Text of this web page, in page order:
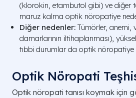
(klorokin, etambutol gibi) ve diğer
maruz kalma optik nöropatiye
Diğer nedenler: Tümörler, anemi,
damarlarının iltihaplanması),
tıbbi durumlar da optik nöropatiye
Optik Nöropati
Optik nöropati tanısı koymak için